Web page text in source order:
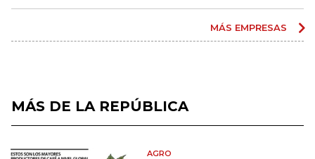
MÁS EMPRESAS
MÁS DE LA REPÚBLICA
AGRO